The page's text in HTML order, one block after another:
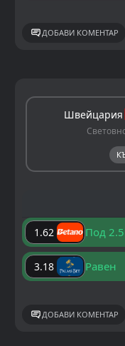
ДОБАВИ КОМЕНТАР
Швейцария
1.62 Под
3.18 Равен
ДОБАВИ КОМЕНТАР